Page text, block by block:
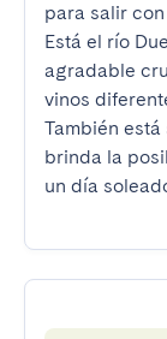
para salir
Está el río
agradable
vinos
También
brinda la
un día